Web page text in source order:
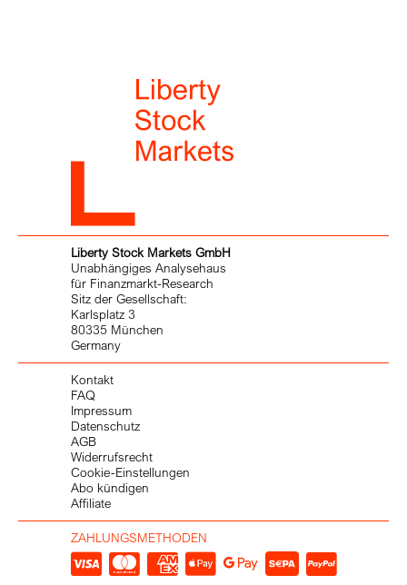
Liberty Stock Markets GmbH
Unabhängiges Analysehaus
für Finanzmarkt-Research
Sitz der Gesellschaft:
Karlsplatz 3
80335 München
Germany
Kontakt
FAQ
Impressum
Datenschutz
AGB
Widerrufsrecht
Cookie-Einstellungen
Abo kündigen
Affiliate
ZAHLUNGSMETHODEN